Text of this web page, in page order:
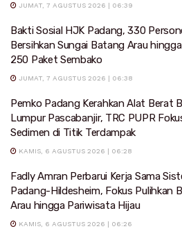
JUMAT, 7 AGUSTUS 2026 | 06:39
Bakti Sosial HJK Padang, 330
Bersihkan Sungai Batang Arau
250 Paket Sembako
JUMAT, 7 AGUSTUS 2026 | 06:38
Pemko Padang Kerahkan Alat Berat
Lumpur Pascabanjir, TRC PUPR
Sedimen di Titik Terdampak
KAMIS, 6 AGUSTUS 2026 | 06:28
Fadly Amran Perbarui Kerja Sama
Padang-Hildesheim, Fokus Pulihkan
Arau hingga Pariwisata Hijau
KAMIS, 6 AGUSTUS 2026 | 06:26